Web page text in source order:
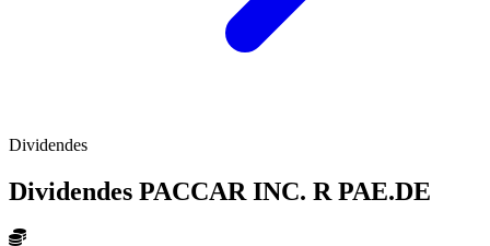
Dividendes
Dividendes PACCAR INC. R PAE.DE